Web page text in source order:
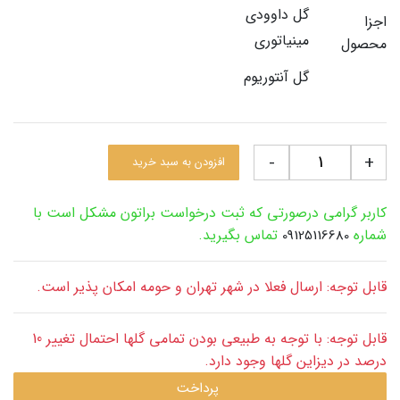
اجزا
محصول
گل داوودی
مینیاتوری
گل آنتوریوم
+
- افزودن به سبد خرید
کاربر گرامی درصورتی که ثبت درخواست براتون مشکل است با
شماره 09125116680 تماس بگیرید.
قابل توجه: ارسال فعلا در شهر تهران و حومه امکان پذیر است.
قابل توجه: با توجه به طبیعی بودن تمامی گلها احتمال تغییر 10
درصد در دیزاین گلها وجود دارد.
پرداخت